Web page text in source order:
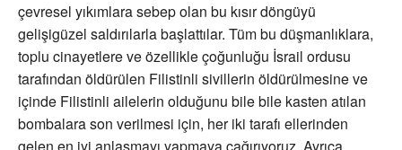
çevresel yıkımlara sebep olan bu kısır döngüyü
gelişigüzel saldırılarla başlattılar. Tüm bu düşmanlıklara,
toplu cinayetlere ve özellikle çoğunluğu İsrail ordusu
tarafından öldürülen Filistinli sivillerin öldürülmesine ve
içinde Filistinli ailelerin olduğunu bile bile kasten atılan
bombalara son verilmesi için, her iki tarafı ellerinden
gelen en iyi anlaşmayı yapmaya çağırıyoruz. Ayrıca